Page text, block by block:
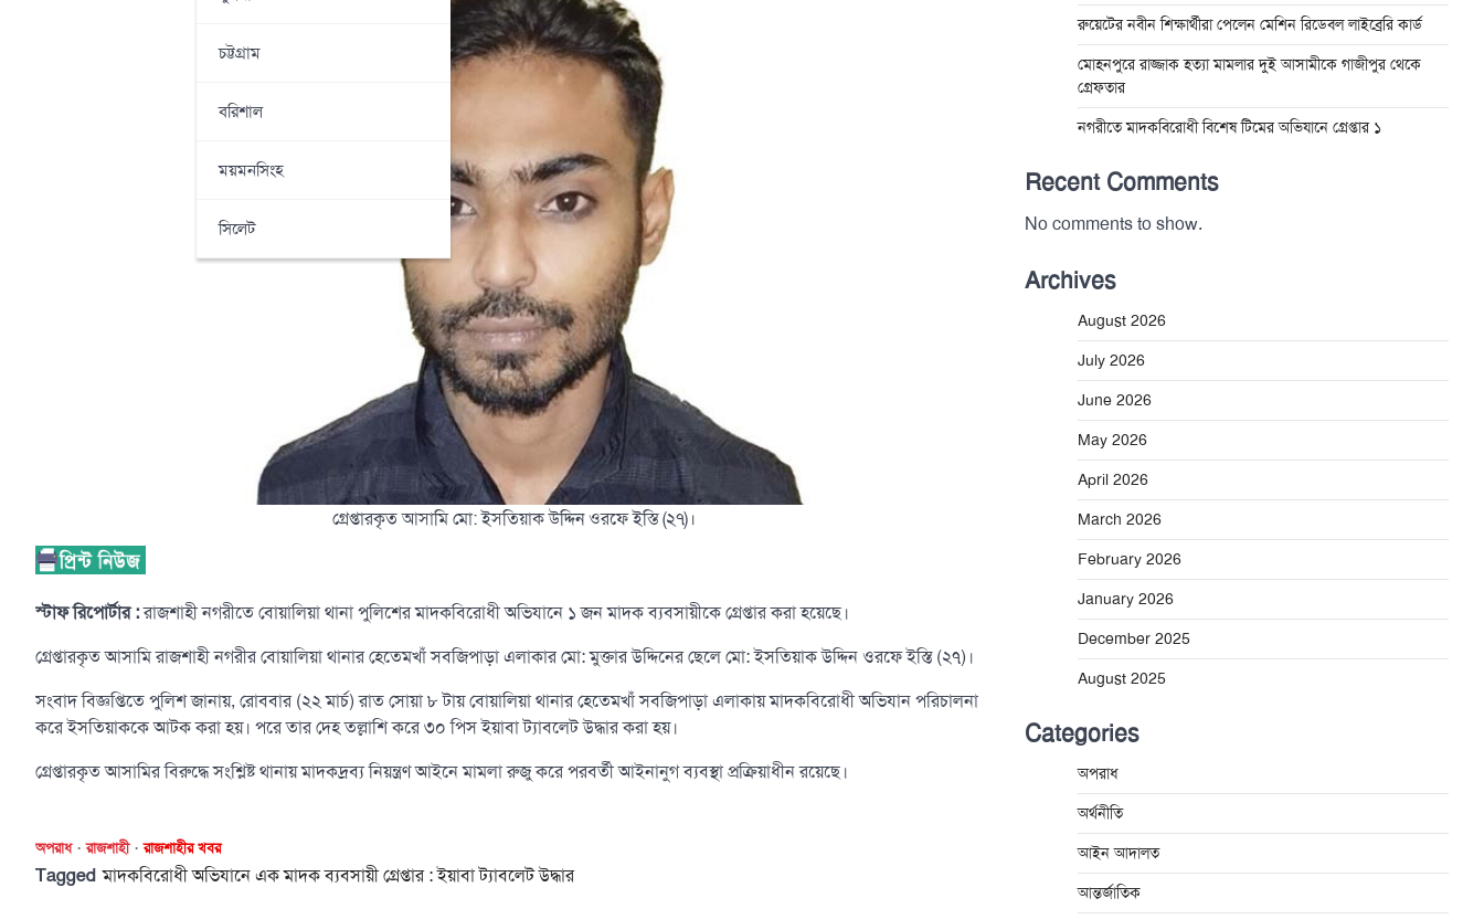
চট্টগ্রাম
বরিশাল
ময়মনসিংহ
সিলেট
গ্রেপ্তারকৃত আসামি মো: ইসতিয়াক উদ্দিন ওরফে ইস্তি (২৭)।
স্টাফ রিপোর্টার :রাজশাহী নগরীতে বোয়ালিয়া থানা পুলিশের মাদকবিরোধী অভিযানে ১ জন মাদক ব্যবসায়ীকে গ্রেপ্তার করা হয়েছে।
গ্রেপ্তারকৃত আসামি রাজশাহী নগরীর বোয়ালিয়া থানার হেতেমখাঁ সবজিপাড়া এলাকার মো: মুক্তার উদ্দিনের ছেলে মো: ইসতিয়াক উদ্দিন ওরফে ইস্তি (২৭)।
সংবাদ বিজ্ঞপ্তিতে পুলিশ জানায়, রোববার (২২ মার্চ) রাত সোয়া ৮ টায় বোয়ালিয়া থানার হেতেমখাঁ সবজিপাড়া এলাকায় মাদকবিরোধী অভিযান পরিচালনা
করে ইসতিয়াককে আটক করা হয়। পরে তার দেহ তল্লাশি করে ৩০ পিস ইয়াবা ট্যাবলেট উদ্ধার করা হয়।
গ্রেপ্তারকৃত আসামির বিরুদ্ধে সংশ্লিষ্ট থানায় মাদকদ্রব্য নিয়ন্ত্রণ আইনে মামলা রুজু করে পরবর্তী আইনানুগ ব্যবস্থা প্রক্রিয়াধীন রয়েছে।
অপরাধ রাজশাহী রাজশাহীর খবর
Taggedমাদকবিরোধী অভিযানে এক মাদক ব্যবসায়ী গ্রেপ্তার : ইয়াবা ট্যাবলেট উদ্ধার
রুয়েটের নবীন শিক্ষার্থীরা পেলেন মেশিন রিডেবল লাইব্রেরি কার্ড
মোহনপুরে রাজ্জাক হত্যা মামলার দুই আসামীকে গাজীপুর থেকে
গ্রেফতার
নগরীতে মাদকবিরোধী বিশেষ টিমের অভিযানে গ্রেপ্তার ১
Recent Comments
No comments to show.
Archives
August 2026
July 2026
June 2026
May 2026
April 2026
March 2026
February 2026
January 2026
December 2025
August 2025
Categories
অপরাধ
অর্থনীতি
আইন আদালত
আন্তর্জাতিক